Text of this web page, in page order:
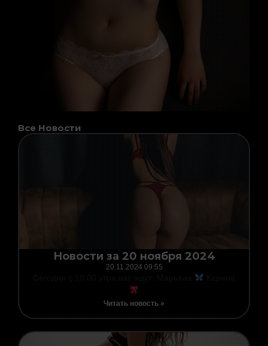
Все Новости
Новости за 20 ноября 2024
20.11.2024 09:55
Читать новость »
PagePage Page Page